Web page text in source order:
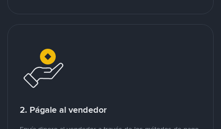
2. Págale al vendedor